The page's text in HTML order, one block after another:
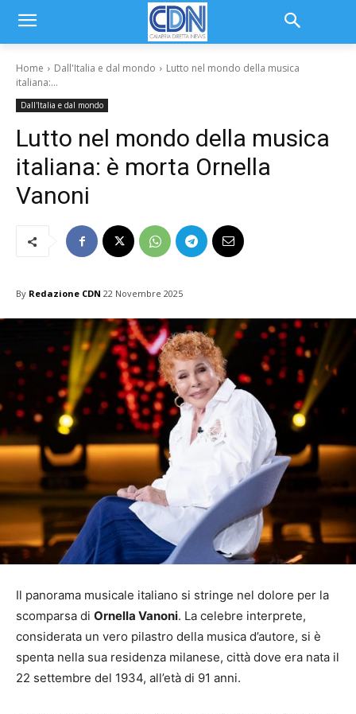
Home Dall'Italia e dal mondo
Lutto nel mondo della musica
italiana:...
Dall'Italia e dal mondo
Lutto nel mondo della musica
italiana: è morta Ornella
Vanoni
By Redazione CDN 22 Novembre 2025
Il panorama musicale italiano si stringe nel dolore per la
scomparsa di Ornella Vanoni. La celebre interprete,
considerata un vero pilastro della musica d’autore, si è
spenta nella sua residenza milanese, città dove era nata il
22 settembre del 1934, all’età di 91 anni.